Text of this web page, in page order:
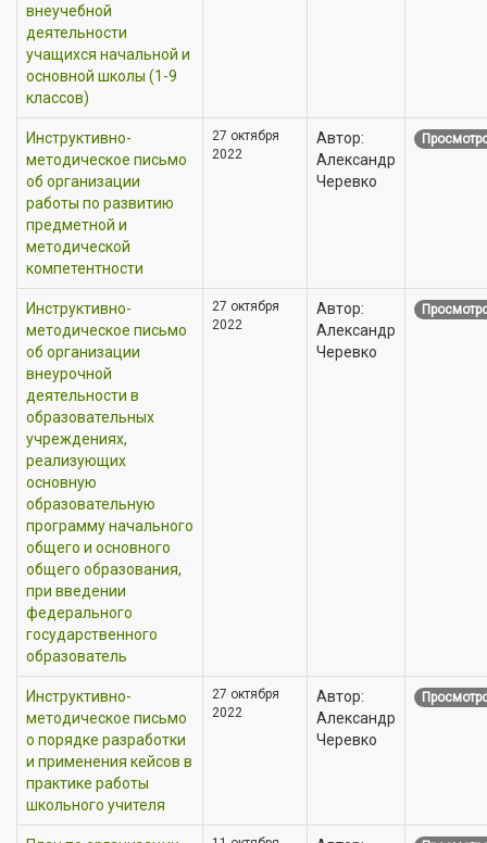
внеучебной
деятельности
учащихся начальной и
основной школы (1-9
классов)
Инструктивно-
методическое письмо
об организации
работы по развитию
предметной и
методической
компетентности
27 октября
2022
Автор:
Александр
Черевко
Инструктивно-
методическое письмо
об организации
внеурочной
деятельности в
образовательных
учреждениях,
реализующих
основную
образовательную
программу начального
общего и основного
общего образования,
при введении
федерального
государственного
образователь
27 октября
2022
Автор:
Александр
Черевко
Инструктивно-
методическое письмо
о порядке разработки
и применения кейсов в
практике работы
школьного учителя
27 октября
2022
Автор:
Александр
Черевко